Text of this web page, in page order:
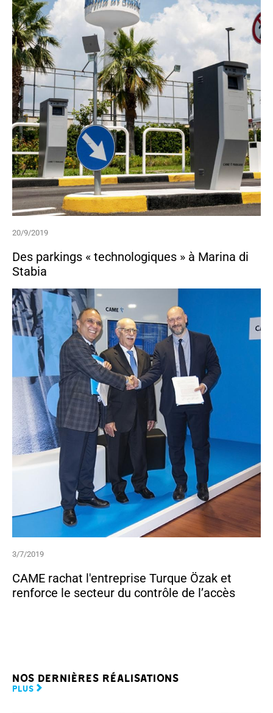
20/9/2019
Des parkings « technologiques » à Marina di
Stabia
3/7/2019
CAME rachat l'entreprise Turque Özak et
renforce le secteur du contrôle de l’accès
Nos dernières réalisations
PLUS